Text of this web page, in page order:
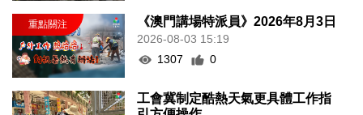
《澳門講場特派員》2026年8月3日
2026-08-03 15:19
1307
0
工會冀制定酷熱天氣更具體工作指